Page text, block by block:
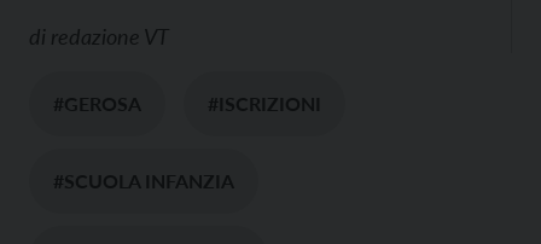
di redazione VT
#GEROSA #ISCRIZIONI
#SCUOLA INFANZIA